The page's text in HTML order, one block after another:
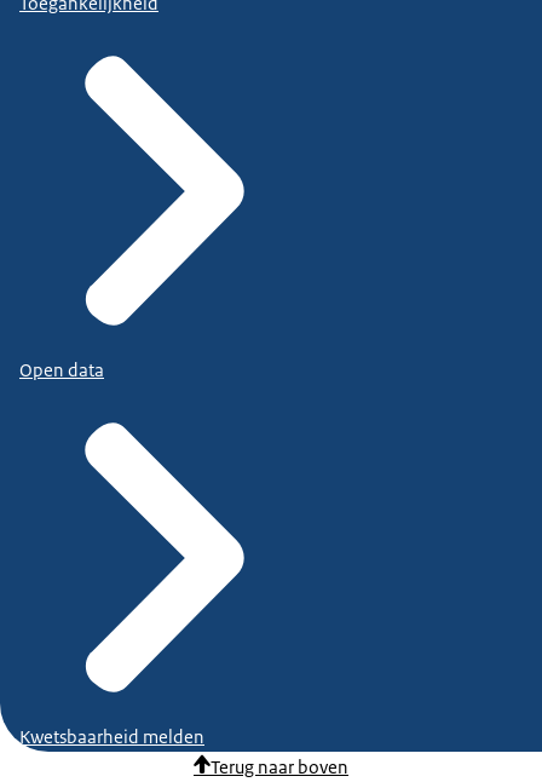
Open data
Kwetsbaarheid melden
Terug naar boven